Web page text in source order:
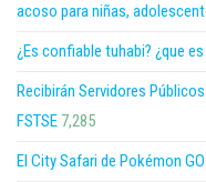
acoso para niñas,
¿Es confiable tuhabi? ¿que
Recibirán Servidores
FSTSE 7,285
El City Safari de Pokémon